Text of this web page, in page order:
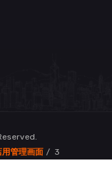
用管理画面 3